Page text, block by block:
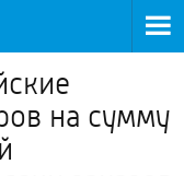
на сумму